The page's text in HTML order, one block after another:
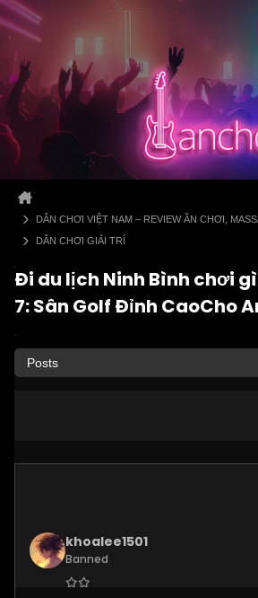
DÂN CHƠI VIỆT NAM – REVIEW ĂN CHƠI,
DÂN CHƠI GIẢI TRÍ
Đi du lịch Ninh Bình chơi gì
7: Sân Golf Đỉnh CaoCho
khoalee1501
Banned